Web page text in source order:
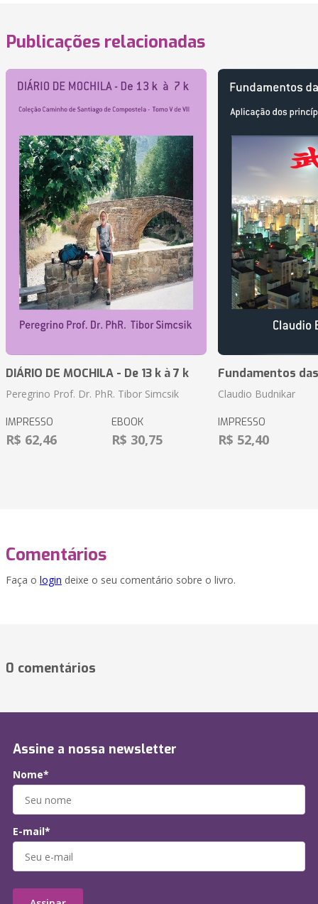
Publicações relacionadas
DIÁRIO DE MOCHILA - De 13 k à 7 k
Peregrino Prof. Dr. PhR. Tibor Simcsik
IMPRESSO
R$ 62,46
EBOOK
R$ 30,75
Fundamentos
Claudio Budnikar
IMPRESSO
R$ 52,40
Comentários
Faça o login deixe o seu comentário sobre o livro.
0 comentários
Assine a nossa newsletter
Nome*
E-mail*